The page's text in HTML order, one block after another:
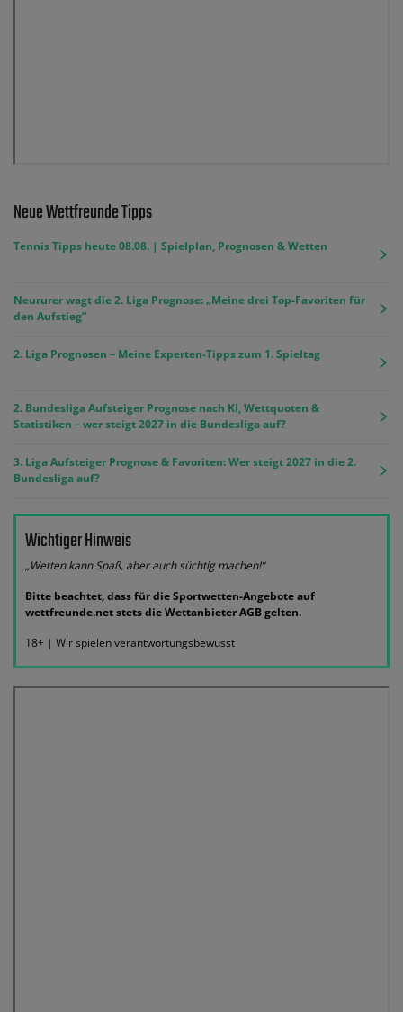
Neue Wettfreunde Tipps
Tennis Tipps heute 08.08. | Spielplan, Prognosen & Wetten
Neururer wagt die 2. Liga Prognose: „Meine drei Top-Favoriten für
den Aufstieg“
2. Liga Prognosen – Meine Experten-Tipps zum 1. Spieltag
2. Bundesliga Aufsteiger Prognose nach KI, Wettquoten &
Statistiken – wer steigt 2027 in die Bundesliga auf?
3. Liga Aufsteiger Prognose & Favoriten: Wer steigt 2027 in die 2.
Bundesliga auf?
Wichtiger Hinweis
„Wetten kann Spaß, aber auch süchtig machen!“
Bitte beachtet, dass für die Sportwetten-Angebote auf
wettfreunde.net stets die Wettanbieter AGB gelten.
18+ | Wir spielen verantwortungsbewusst